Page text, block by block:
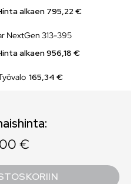
alkaen 795,22 €
NextGen 313-395
alkaen956,18 €
165,34 €
€